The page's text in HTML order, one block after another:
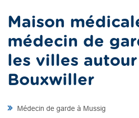
Maison
médecin de
les villes
Bouxwiller
Médecin de garde à Mussig